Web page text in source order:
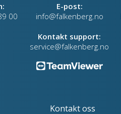
00
E-post:
info@falkenberg.no
Kontakt support:
service@falkenberg.no
Kontakt oss